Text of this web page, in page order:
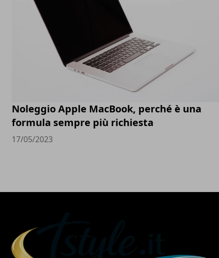
Noleggio Apple MacBook, perché è una
formula sempre più richiesta
17/05/2023